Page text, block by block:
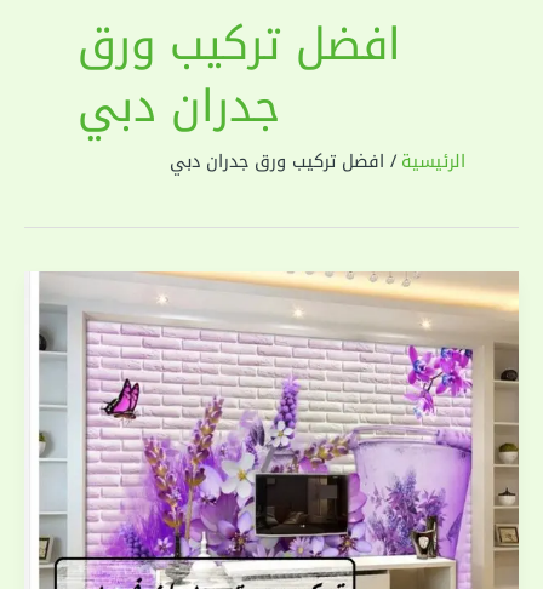
افضل تركيب ورق
جدران دبي
الرئيسية افضل تركيب ورق جدران دبي